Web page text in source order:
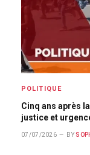
POLITIQUE
Cinq ans après
justice et
07/07/2026 BY